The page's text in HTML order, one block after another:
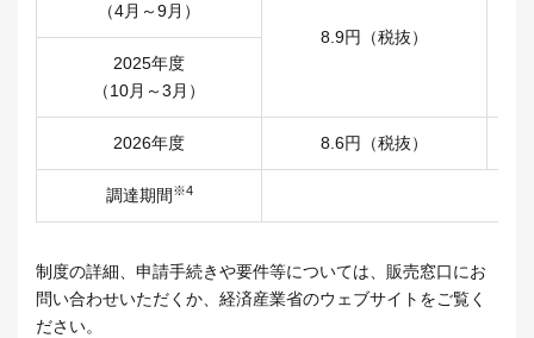
（4月～9月）
8.9円（税抜）
2025年度
（10月～3月）
2026年度 8.6円（税抜）
調達期間 ※4
制度の詳細、申請手続きや要件等については、販売窓口にお
問い合わせいただくか、経済産業省のウェブサイトをご覧く
ださい。